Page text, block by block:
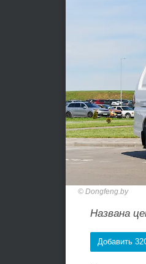
Dongfeng.by
Названа
Добавить